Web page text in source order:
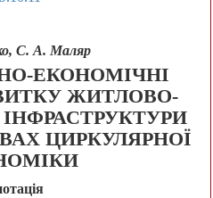
С. А. Маляр
ЕКОНОМІЧНІ
ЖИТЛОВО-
ЦИРКУЛЯРНОЇ